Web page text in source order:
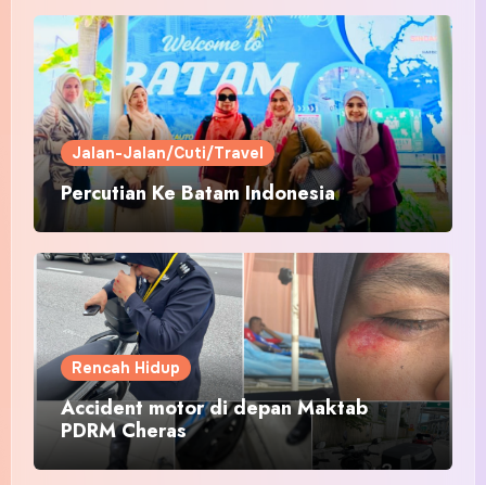
Jalan-Jalan/Cuti/Travel
Percutian Ke Batam Indonesia
Rencah Hidup
Accident motor di depan Maktab
PDRM Cheras